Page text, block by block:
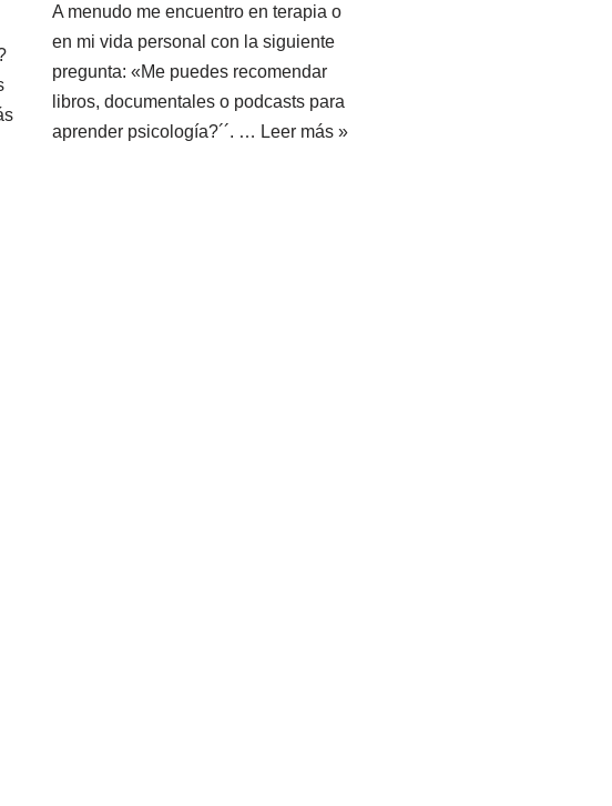
A menudo me encuentro en terapia o
en mi vida personal con la siguiente
pregunta: «Me puedes recomendar
libros, documentales o podcasts para
aprender psicología?´´. … Leer más »